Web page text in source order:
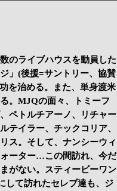
のライブハウスを動員した
」(後援=サントリー、協賛
を治める。また、単身渡米
。MJQの面々、トミーフ
ペトルチアーノ、リチャー
テイラー、チックコリア、
ス。そして、ナンシーウィ
ーター…この間訪れ、今だ
がない。スティービーワン
して訪れたセレブ達も、ジ